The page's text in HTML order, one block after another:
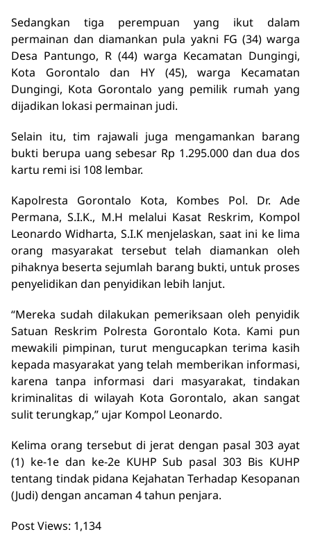
Sedangkan tiga perempuan yang ikut dalam
permainan dan diamankan pula yakni FG (34) warga
Desa Pantungo, R (44) warga Kecamatan Dungingi,
Kota Gorontalo dan HY (45), warga Kecamatan
Dungingi, Kota Gorontalo yang pemilik rumah yang
dijadikan lokasi permainan judi.
Selain itu, tim rajawali juga mengamankan barang
bukti berupa uang sebesar Rp 1.295.000 dan dua dos
kartu remi isi 108 lembar.
Kapolresta Gorontalo Kota, Kombes Pol. Dr. Ade
Permana, S.I.K., M.H melalui Kasat Reskrim, Kompol
Leonardo Widharta, S.I.K menjelaskan, saat ini ke lima
orang masyarakat tersebut telah diamankan oleh
pihaknya beserta sejumlah barang bukti, untuk proses
penyelidikan dan penyidikan lebih lanjut.
“Mereka sudah dilakukan pemeriksaan oleh penyidik
Satuan Reskrim Polresta Gorontalo Kota. Kami pun
mewakili pimpinan, turut mengucapkan terima kasih
kepada masyarakat yang telah memberikan informasi,
karena tanpa informasi dari masyarakat, tindakan
kriminalitas di wilayah Kota Gorontalo, akan sangat
sulit terungkap,” ujar Kompol Leonardo.
Kelima orang tersebut di jerat dengan pasal 303 ayat
(1) ke-1e dan ke-2e KUHP Sub pasal 303 Bis KUHP
tentang tindak pidana Kejahatan Terhadap Kesopanan
(Judi) dengan ancaman 4 tahun penjara.
Post Views: 1,134